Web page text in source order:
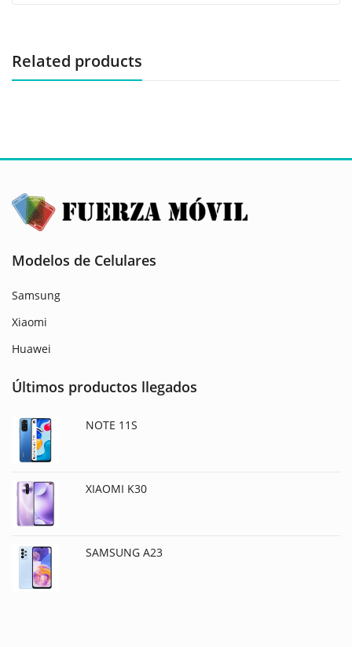
Related products
Modelos de Celulares
Samsung
Xiaomi
Huawei
Últimos productos llegados
NOTE 11S
XIAOMI K30
SAMSUNG A23